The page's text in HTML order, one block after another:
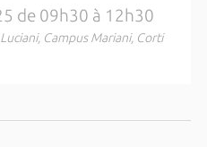
de 09h30 à 12h30
Campus Mariani, Corti